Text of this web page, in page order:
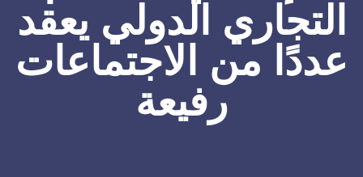
التجاري الدولي يعقد
عددًا من الاجتماعات
رفيعة